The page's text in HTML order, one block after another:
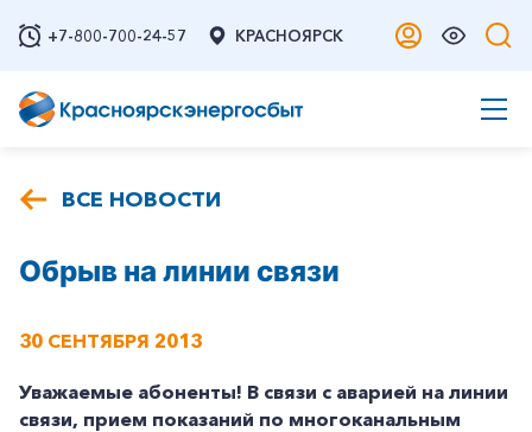
+7-800-700-24-57 КРАСНОЯРСК
ВСЕ НОВОСТИ
Обрыв на линии связи
30 СЕНТЯБРЯ 2013
Уважаемые абоненты! В связи с аварией на линии
связи, прием показаний по многоканальным